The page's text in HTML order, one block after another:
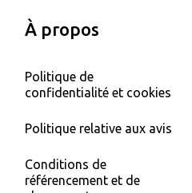
À propos
Politique de
confidentialité et cookies
Politique relative aux avis
Conditions de
référencement et de